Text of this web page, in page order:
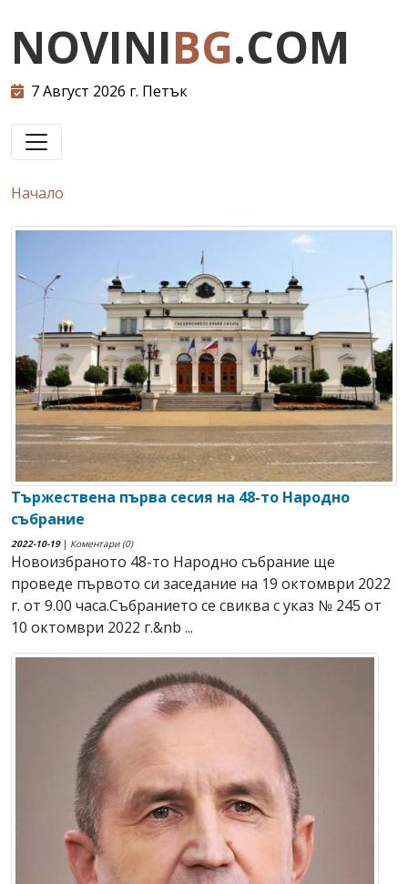
NOVINIBG.COM
7 Август 2026 г. Петък
Начало
Тържествена първа сесия на 48-то Народно
събрание
2022-10-19| Коментари (0)
Новоизбраното 48-то Народно събрание ще
проведе първото си заседание на 19 октомври 2022
г. от 9.00 часа.Събранието се свиква с указ № 245 от
10 октомври 2022 г.&nb ...